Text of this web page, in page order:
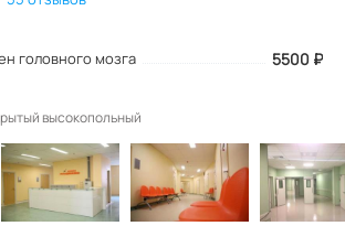
головного мозга 5500 ₽
высокопольный